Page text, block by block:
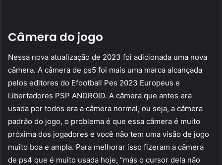
Câmera do jogo
Nessa nova atualização de 2023 foi adicionada uma nova
câmera. A câmera de ps5 foi mais uma marca alcançada
pelos editores do Efootball Pes 2023 Europeus e
Libertadores PSP ANDROID. A câmera que antes era
usada por todos era a câmera normal, ou seja, a câmera
padrão do jogo, o problema é que essa câmera é muito
próxima dos jogadores e você não tem uma visão de jogo
muito boa e ampla. Para melhorar isso fizeram a câmera
de ps4 que é muito usada hoje, “más o cursor dela não